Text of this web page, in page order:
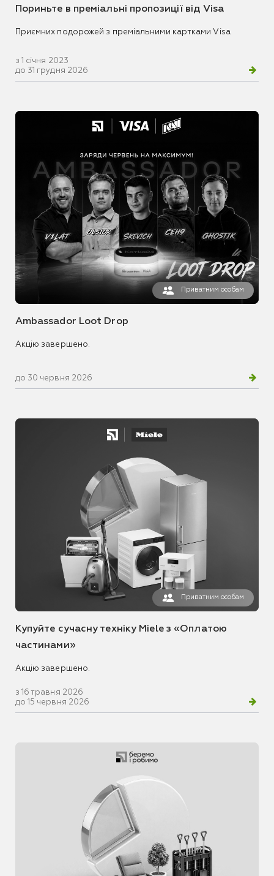
Пориньте в преміальні пропозиції від Visa
Приємних подорожей з преміальними картками Visa
з 1 січня 2023
до 31 грудня 2026
Приватним особам
Ambassador Loot Drop
Акцію завершено.
до 30 червня 2026
Приватним особам
Купуйте сучасну техніку Miele з «Оплатою
частинами»
Акцію завершено.
з 16 травня 2026
до 15 червня 2026